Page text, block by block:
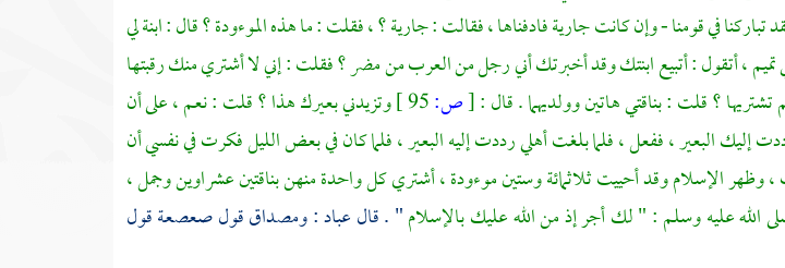
تباركنا في قومنا - وإن كانت جارية فادفناها ، فقالت : جارية ؟ ، فقلت : ما هذه الموءودة ؟ قال : ابنة لي
، أتقول : أتبيع ابنتك وقد أخبرتك أني رجل من العرب منمضر؟ فقلت : إني لا أشتري منك رقبتها
؟ قلت : بناقتي هاتين وولديهما . قال :[ص:
وتزيدني بعيرك هذا ؟ قلت : نعم ، على أن
إليك البعير ، ففعل ، فلما بلغت أهلي رددت إليه البعير ، فلما كان في بعض الليل فكرت في نفسي أن
وظهر الإسلام وقد أحييت ثلاثمائة وستين موءودة ، أشتري كل واحدة منهن بناقتين عشراوين وجمل ،
الله عليه وسلم : " لك أجر إذ من الله عليك بالإسلام" . قالعباد: ومصداق قولصعصعةقول